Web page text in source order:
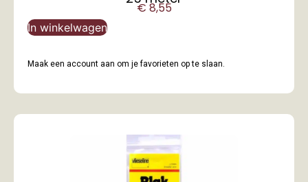
€8,55
In winkelwagen
Maak een account aan om je favorieten op te slaan.